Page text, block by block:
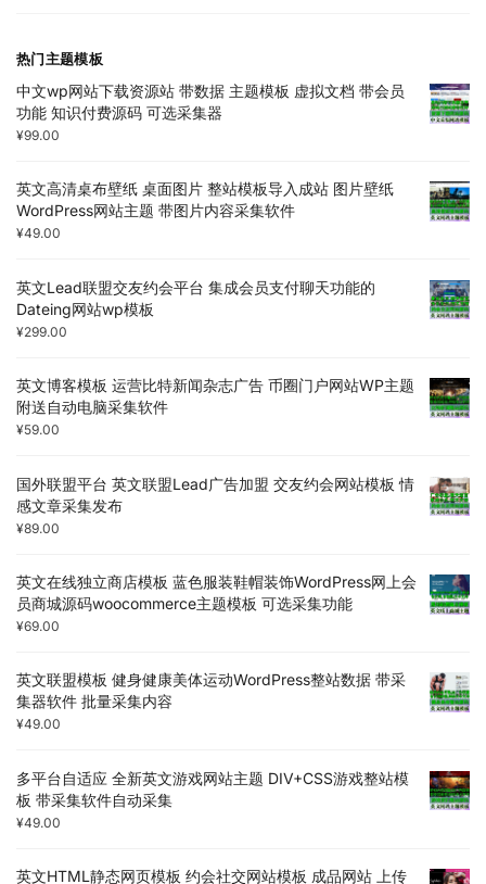
热门主题模板
中文wp网站下载资源站 带数据 主题模板 虚拟文档 带会员
功能 知识付费源码 可选采集器
¥99.00
英文高清桌布壁纸 桌面图片 整站模板导入成站 图片壁纸
WordPress网站主题 带图片内容采集软件
¥49.00
英文Lead联盟交友约会平台 集成会员支付聊天功能的
Dateing网站wp模板
¥299.00
英文博客模板 运营比特新闻杂志广告 币圈门户网站WP主题
附送自动电脑采集软件
¥59.00
国外联盟平台 英文联盟Lead广告加盟 交友约会网站模板 情
感文章采集发布
¥89.00
英文在线独立商店模板 蓝色服装鞋帽装饰WordPress网上会
员商城源码woocommerce主题模板 可选采集功能
¥69.00
英文联盟模板 健身健康美体运动WordPress整站数据 带采
集器软件 批量采集内容
¥49.00
多平台自适应 全新英文游戏网站主题 DIV+CSS游戏整站模
板 带采集软件自动采集
¥49.00
英文HTML静态网页模板 约会社交网站模板 成品网站 上传